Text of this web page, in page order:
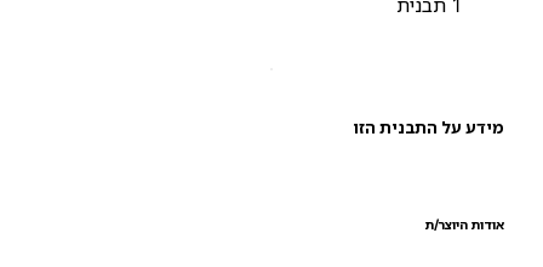
על התבנית הזו
היוצר/ת